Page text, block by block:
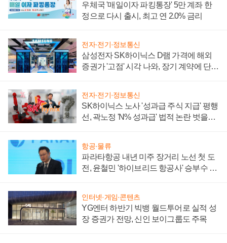
우체국 '매일이자 파킹통장' 5만 계좌 한
정으로 다시 출시, 최고 연 2.0% 금리
전자·전기·정보통신
삼성전자 SK하이닉스 D램 가격에 해외
증권가 '고점' 시각 나와, 장기 계약에 단점
전자·전기·정보통신
SK하이닉스 노사 '성과급 주식 지급' 평행
선, 곽노정 'N% 성과급' 법적 논란 벗을지
항공·물류
파라타항공 내년 미주 장거리 노선 첫 도
전, 윤철민 '하이브리드 항공사' 승부수 통
인터넷·게임·콘텐츠
YG엔터 하반기 빅뱅 월드투어로 실적 성
장 증권가 전망, 신인 보이그룹도 주목